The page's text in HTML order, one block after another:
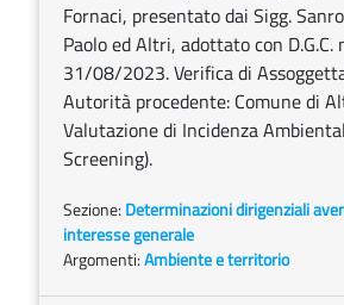
Fornaci, presentato dai Sigg.
Paolo ed Altri, adottato con D.G.C.
31/08/2023. Verifica di
Autorità procedente: Comune di
Valutazione di Incidenza
Screening).
Sezione: Determinazioni dirigenziali
interesse generale
Argomenti:Ambiente e territorio